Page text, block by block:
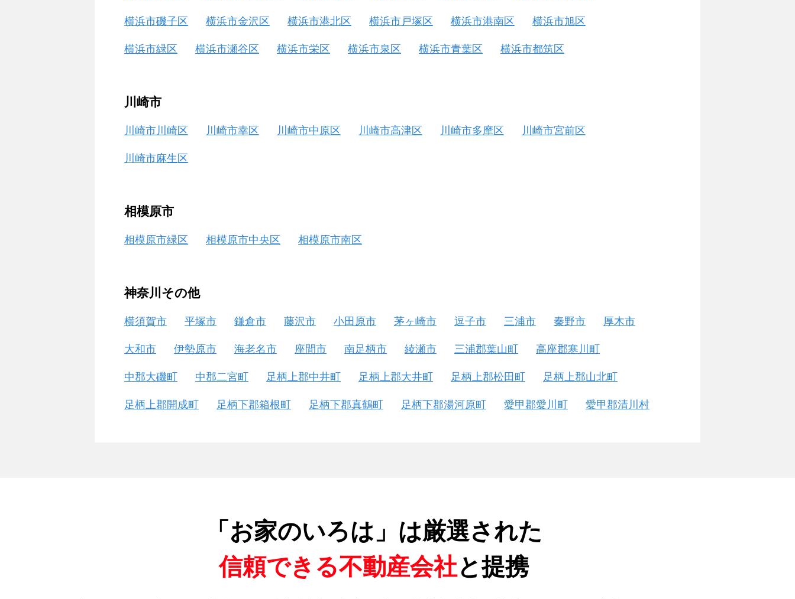
横浜市磯子区 横浜市金沢区 横浜市港北区 横浜市戸塚区 横浜市港南区 横浜市旭区
横浜市緑区 横浜市瀬谷区 横浜市栄区 横浜市泉区 横浜市青葉区 横浜市都筑区
川崎市
川崎市川崎区 川崎市幸区 川崎市中原区 川崎市高津区 川崎市多摩区 川崎市宮前区
川崎市麻生区
相模原市
相模原市緑区 相模原市中央区 相模原市南区
神奈川その他
横須賀市 平塚市 鎌倉市 藤沢市 小田原市 茅ヶ崎市 逗子市 三浦市 秦野市 厚木市
大和市 伊勢原市 海老名市 座間市 南足柄市 綾瀬市 三浦郡葉山町 高座郡寒川町
中郡大磯町 中郡二宮町 足柄上郡中井町 足柄上郡大井町 足柄上郡松田町 足柄上郡山北町
足柄上郡開成町 足柄下郡箱根町 足柄下郡真鶴町 足柄下郡湯河原町 愛甲郡愛川町 愛甲郡清川村
「お家のいろは」は厳選された
信頼できる不動産会社と提携